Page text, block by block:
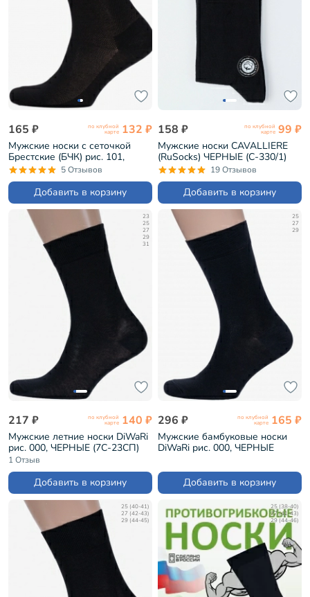
165 ₽ по клубной
карте 132 ₽
Мужские носки с сеточкой
Брестские (БЧК) рис. 101,
ЧЕРНЫЕ (18С2129)
5 Отзывов
Добавить в корзину
158 ₽ по клубной
карте 99 ₽
Мужские носки CAVALLIERE
(RuSocks) ЧЕРНЫЕ (С-330/1)
19 Отзывов
Добавить в корзину
23
25
27
29
31
217 ₽ по клубной
карте 140 ₽
Мужские летние носки DiWaRi
рис. 000, ЧЕРНЫЕ (7С-23СП)
1 Отзыв
Добавить в корзину
25
27
29
296 ₽ по клубной
карте 165 ₽
Мужские бамбуковые носки
DiWaRi рис. 000, ЧЕРНЫЕ
Добавить в корзину
25 (40-41)
27 (42-43)
29 (44-45)
25 (38-40)
27 (41-43)
29 (44-46)